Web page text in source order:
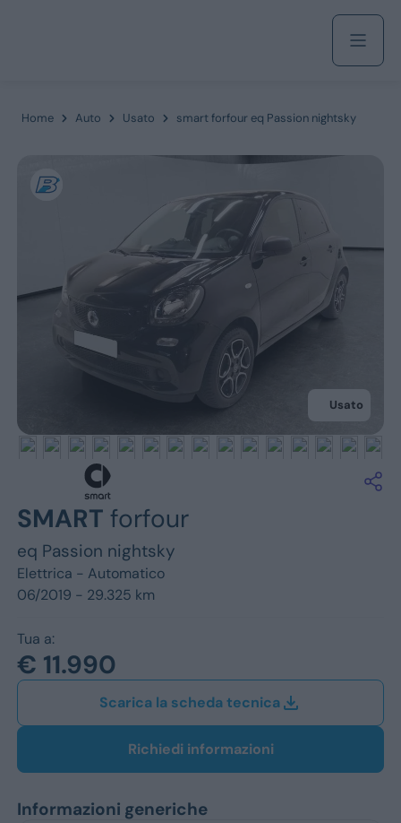
Acquista
Servizi
Marchi
Fiat
Jeep
Alfa Romeo
Home Auto Usato smart forfour eq Passion nightsky
Usato
SMART forfour
eq Passion nightsky
Elettrica - Automatico
06/2019 - 29.325 km
Tua a:
€ 11.990
Scarica la scheda tecnica
Richiedi informazioni
Informazioni generiche